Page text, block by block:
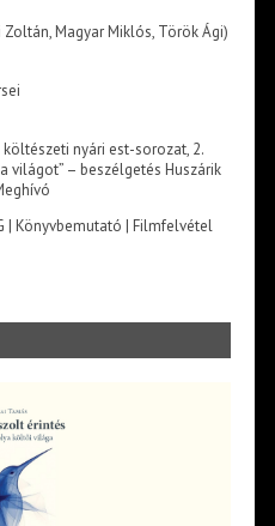
Magyar Miklós, Török Ági)
költészeti nyári est-sorozat, 2.
világot” – beszélgetés Huszárik
| Könyvbemutató | Filmfelvétel